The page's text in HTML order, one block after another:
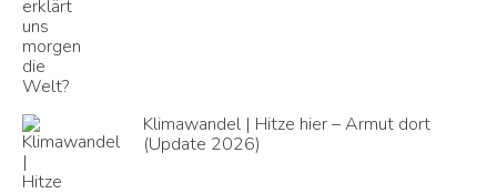
Klimawandel | Hitze hier – Armut dort
(Update 2026)